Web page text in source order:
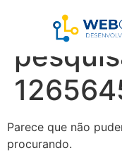
Parece que não
procurando.